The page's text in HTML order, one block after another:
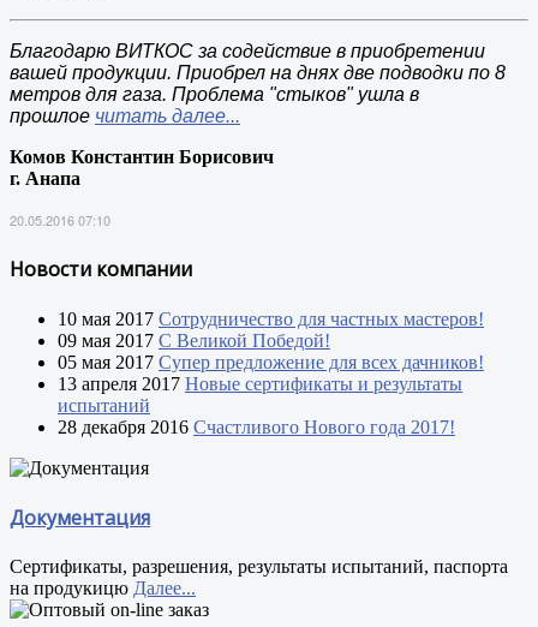
Благодарю ВИТКОС за содействие в приобретении
вашей продукции. Приобрел на днях две подводки по 8
метров для газа. Проблема "стыков" ушла в
прошлое читать далее...
Комов Константин Борисович
г. Анапа
20.05.2016 07:10
Новости компании
10 мая 2017 Сотрудничество для частных мастеров!
09 мая 2017 С Великой Победой!
05 мая 2017 Супер предложение для всех дачников!
13 апреля 2017 Новые сертификаты и результаты
испытаний
28 декабря 2016 Счастливого Нового года 2017!
Документация
Сертификаты, разрешения, результаты испытаний, паспорта
на продукицю Далее...